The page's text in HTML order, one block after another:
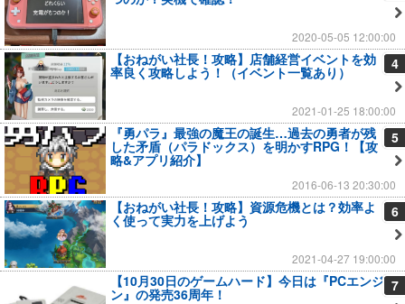
2020-05-05 12:00:00
4
【おねがい社長！攻略】店舗経営イベントを効
率良く攻略しよう！（イベント一覧あり）
2021-01-25 18:00:00
5
『勇パラ』最強の魔王の誕生…過去の勇者が残
した矛盾（パラドックス）を明かすRPG！【攻
略&アプリ紹介】
2016-06-13 20:30:00
6
【おねがい社長！攻略】資源危機とは？効率よ
く使って実力を上げよう
2021-04-27 19:00:00
7
【10月30日のゲームハード】今日は『PCエンジ
ン』の発売36周年！